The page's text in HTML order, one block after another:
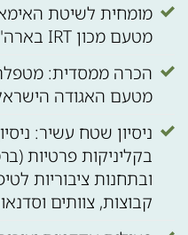
מומחית לשיטת
מטעם מכון IRT בארה"ב.
הכרה ממסדית:
מטעם האגודה
ניסיון שטח עשיר:
בקליניקות פרטיות
ובתחנות ציבוריות
קבוצות, צוותים